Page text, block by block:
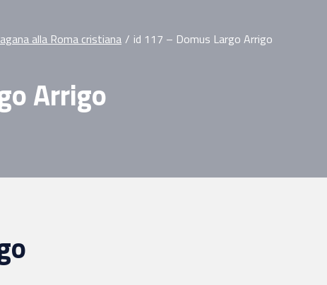
alla Roma cristiana / id 117 – Domus Largo Arrigo
Arrigo